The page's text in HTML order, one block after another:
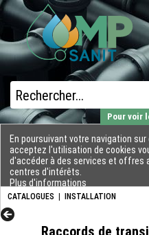
CATALOGUES INSTALLATION
En poursuivant votre navigation
acceptez l'utilisation de cookies
d'accéder à des services et offres
centres d'intérêts.
Plus d'informations
Pour voir